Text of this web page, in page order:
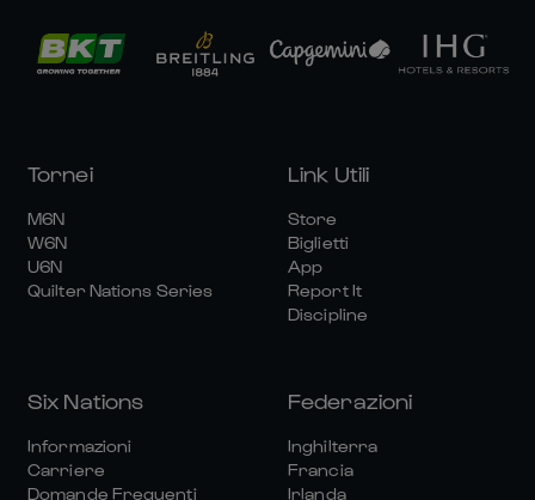
Tornei
M6N
W6N
U6N
Quilter Nations Series
Link Utili
Store
Biglietti
App
Report It
Discipline
Six Nations
Informazioni
Carriere
Domande Frequenti
Federazioni
Inghilterra
Francia
Irlanda